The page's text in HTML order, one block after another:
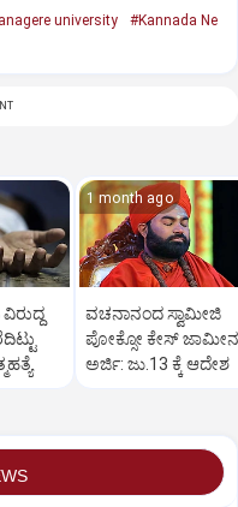
university
#Kannada Ne
1 month ago
ವಚನಾನಂದ ಸ್ವಾಮೀಜಿ
ಪೋಕ್ಸೋ ಕೇಸ್
ಅರ್ಜಿ: ಜು.13 ಕ್ಕೆ ಆದೇಶ